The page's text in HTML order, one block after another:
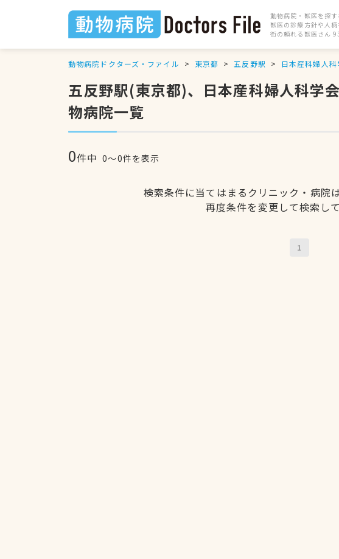
動物病院・獣医を探
獣医の診療方針や人
街の頼れる獣医さん
動物病院ドクターズ・ファイル 東京都 五反野駅 日本産科婦人
五反野駅(東京都)、日本産科婦人科学
物病院一覧
0件中 0〜0件を表示
検索条件に当てはまるクリニック・病院
再度条件を変更して検索し
1